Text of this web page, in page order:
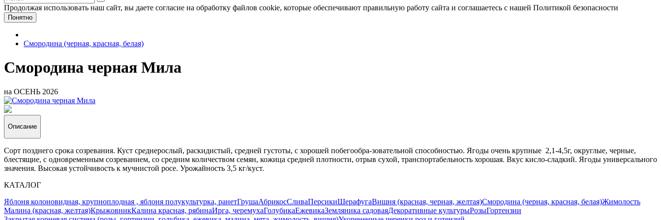
Продолжая использовать наш сайт, вы даете согласие на обработку файлов cookie, которые обеспечивают правильную работу сайта и соглашаетесь с нашей Политикой безопасности
Понятно
Смородина (черная, красная, белая)
Смородина черная Мила
на ОСЕНЬ 2026
Описание
Сорт позднего срока созревания. Куст среднерослый, раскидистый, средней густоты, с хорошей побегообра-зовательной способностью. Ягоды очень крупные 2,1-4,5г, округлые, черные,
блестящие, с одновременным созреванием, со средним количеством семян, кожица средней плотности, отрыв сухой, транспортабельность хорошая. Вкус кисло-сладкий. Ягоды универсального
значения. Высокая устойчивость к мучнистой росе. Урожайность 3,5 кг/куст.
КАТАЛОГ
Яблоня колоновидная, крупноплодная , яблоня полукультурка, ранетГрушаАбрикосСливаПерсикиШерафугаВишня (красная, черная, желтая)Смородина (черная, красная, белая)Жимолость
Малина (красная, желтая)КрыжовникКалина красная, рябинаИрга, черемухаГолубикаЕжевикаЗемляника садоваяДекоративные культурыРозыГортензии